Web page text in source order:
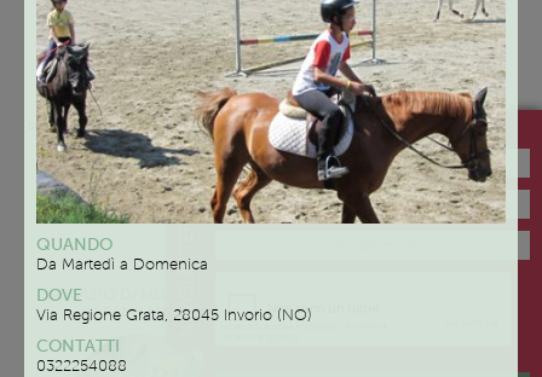
QUANDO
Da Martedì a Domenica
DOVE
Via Regione Grata, 28045 Invorio (NO)
CONTATTI
0322254088
Presso spazi adeguati allo
svolgimento delle attività proposte
ai bambini che i tre Enti hanno
messo a disposizione.
Gli incontri si svolgeranno una
volta alla settimana dopo le
16.30. I giorni verranno
concordate in base alle
disponibilità dei genitori.
Gli incontri si svolgeranno a Briga
Novarese – Via Dante, 22 o ad
Servizio
SERVIZIO DI MEDIAZIONE
FAMILIARENEWSLETTER
Iscriviti alla newsletter di Family Like